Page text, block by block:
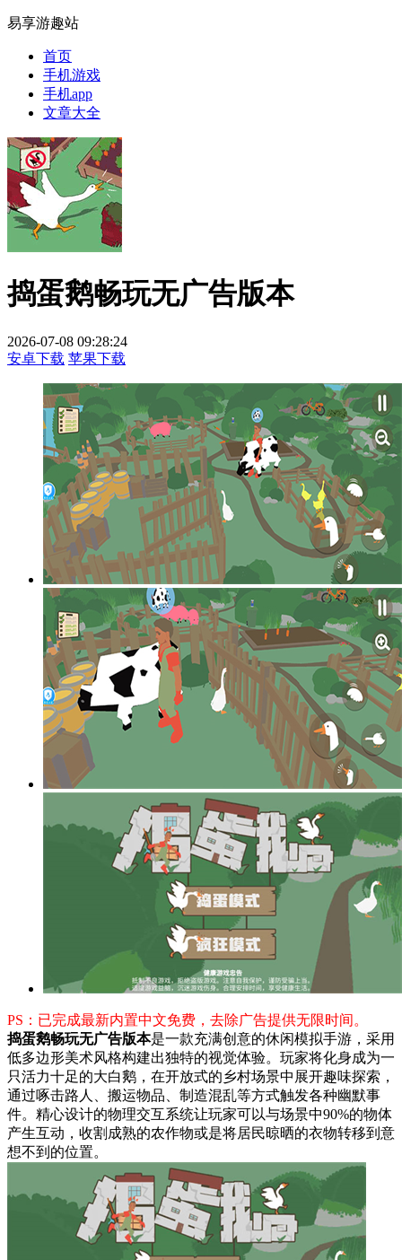
易享游趣站
首页
手机游戏
手机app
文章大全
捣蛋鹅畅玩无广告版本
2026-07-08 09:28:24
安卓下载 苹果下载
PS：已完成最新内置中文免费，去除广告提供无限时间。
捣蛋鹅畅玩无广告版本是一款充满创意的休闲模拟手游，采用
低多边形美术风格构建出独特的视觉体验。玩家将化身成为一
只活力十足的大白鹅，在开放式的乡村场景中展开趣味探索，
通过啄击路人、搬运物品、制造混乱等方式触发各种幽默事
件。精心设计的物理交互系统让玩家可以与场景中90%的物体
产生互动，收割成熟的农作物或是将居民晾晒的衣物转移到意
想不到的位置。